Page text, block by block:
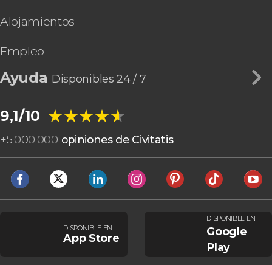
Alojamientos
Empleo
Ayuda Disponibles 24 / 7
9,1/10 ★★★★★
★★★★★
+5.000.000 opiniones de Civitatis
DISPONIBLE EN
App Store
DISPONIBLE EN
Google
Play